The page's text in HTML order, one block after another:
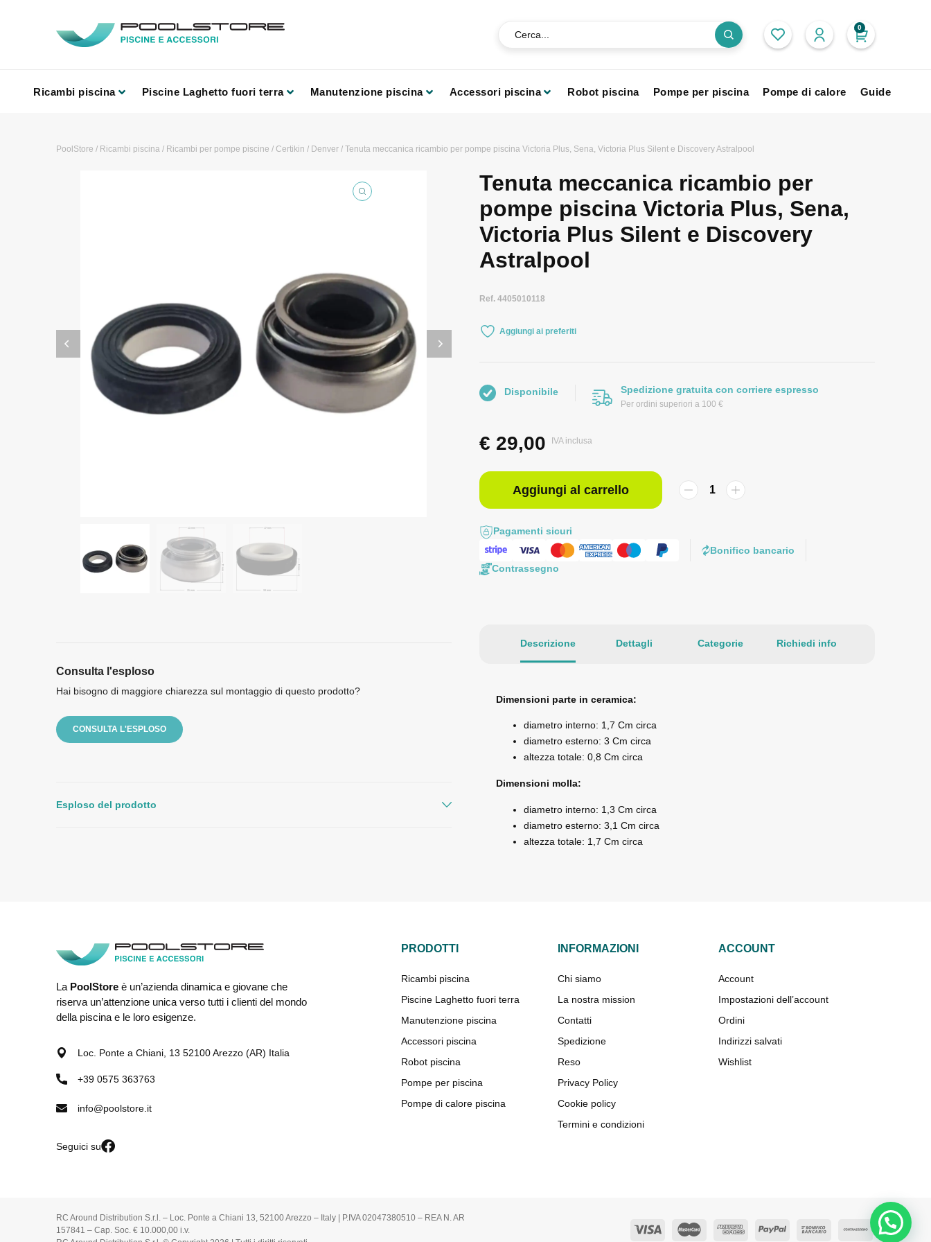
0
Ricambi piscina Piscine Laghetto fuori terra Manutenzione piscina Accessori piscina Robot piscina Pompe per piscina Pompe di calore Guide
PoolStore / Ricambi piscina/ Ricambi per pompe piscine / Certikin / Denver/ Tenuta meccanica ricambio per pompe piscina Victoria Plus, Sena, Victoria Plus Silent e Discovery Astralpool
Consulta l'esploso
Hai bisogno di maggiore chiarezza sul montaggio di questo prodotto?
CONSULTA L'ESPLOSO
Esploso del prodotto
Tenuta meccanica ricambio per
pompe piscina Victoria Plus, Sena,
Victoria Plus Silent e Discovery
Astralpool
Ref. 4405010118
Aggiungi ai preferiti
Disponibile Spedizione gratuita con corriere espresso
Per ordini superiori a 100 €
€ 29,00 IVA inclusa
Aggiungi al carrello
Pagamenti sicuri
Bonifico bancario
Contrassegno
Descrizione Dettagli Categorie Richiedi info
Dimensioni parte in ceramica:
diametro interno: 1,7 Cm circa
diametro esterno: 3 Cm circa
altezza totale: 0,8 Cm circa
Dimensioni molla:
diametro interno: 1,3 Cm circa
diametro esterno: 3,1 Cm circa
altezza totale: 1,7 Cm circa
La PoolStoreè un’azienda dinamica e giovane che
riserva un’attenzione unica verso tutti i clienti del mondo
della piscina e le loro esigenze.
Loc. Ponte a Chiani, 13 52100 Arezzo (AR) Italia
+39 0575 363763
info@poolstore.it
Seguici su
PRODOTTI
Ricambi piscina
Piscine Laghetto fuori terra
Manutenzione piscina
Accessori piscina
Robot piscina
Pompe per piscina
Pompe di calore piscina
INFORMAZIONI
Chi siamo
La nostra mission
Contatti
Spedizione
Reso
Privacy Policy
Cookie policy
Termini e condizioni
ACCOUNT
Account
Impostazioni dell’account
Ordini
Indirizzi salvati
Wishlist
RC Around Distribution S.r.l. – Loc. Ponte a Chiani 13, 52100 Arezzo – Italy | P.IVA 02047380510 – REA N. AR
157841 – Cap. Soc. € 10.000,00 i.v.